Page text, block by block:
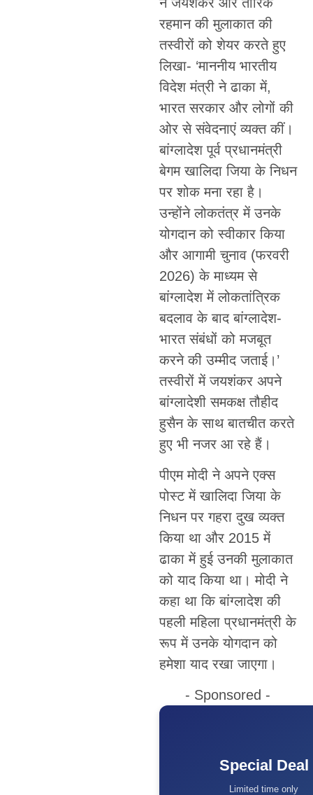
रहमान की मुलाकात की
तस्वीरों को शेयर करते हुए
लिखा- ‘माननीय भारतीय
विदेश मंत्री ने ढाका में,
भारत सरकार और लोगों की
ओर से संवेदनाएं व्यक्त कीं।
बांग्लादेश पूर्व प्रधानमंत्री
बेगम खालिदा जिया के निधन
पर शोक मना रहा है।
उन्होंने लोकतंत्र में उनके
योगदान को स्वीकार किया
और आगामी चुनाव (फरवरी
2026) के माध्यम से
बांग्लादेश में लोकतांत्रिक
बदलाव के बाद बांग्लादेश-
भारत संबंधों को मजबूत
करने की उम्मीद जताई।’
तस्वीरों में जयशंकर अपने
बांग्लादेशी समकक्ष तौहीद
हुसैन के साथ बातचीत करते
हुए भी नजर आ रहे हैं।
पीएम मोदी ने अपने एक्स
पोस्ट में खालिदा जिया के
निधन पर गहरा दुख व्यक्त
किया था और 2015 में
ढाका में हुई उनकी मुलाकात
को याद किया था। मोदी ने
कहा था कि बांग्लादेश की
पहली महिला प्रधानमंत्री के
रूप में उनके योगदान को
हमेशा याद रखा जाएगा।
- Sponsored -
Special Deal
Limited time only